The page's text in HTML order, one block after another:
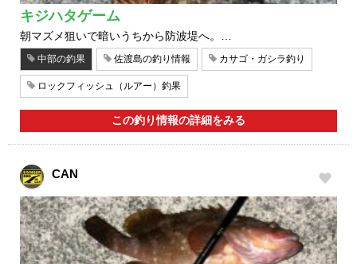
キジハタゲーム
朝マズメ狙いで暗いうちから防波堤へ。…
中部の釣果 佐渡島の釣り情報 カサゴ・ガシラ釣り
ロックフィッシュ（ルアー）釣果
この釣り情報の詳細をみる
CAN